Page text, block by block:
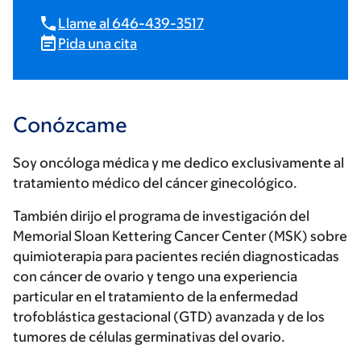
Llame al 646-439-3517
Pida una cita
Conózcame
Soy oncóloga médica y me dedico exclusivamente al
tratamiento médico del cáncer ginecológico.
También dirijo el programa de investigación del
Memorial Sloan Kettering Cancer Center (MSK) sobre
quimioterapia para pacientes recién diagnosticadas
con cáncer de ovario y tengo una experiencia
particular en el tratamiento de la enfermedad
trofoblástica gestacional (GTD) avanzada y de los
tumores de células germinativas del ovario.